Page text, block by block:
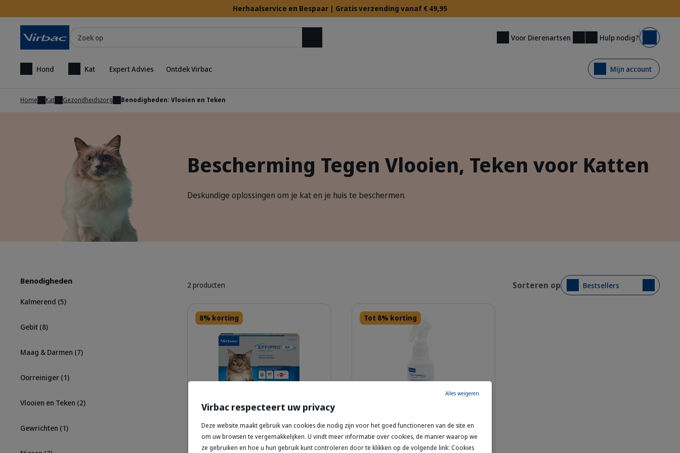
Herhaalservice en Bespaar | Gratis verzending vanaf € 49,95
Voor Dierenartsen Hulp nodig? Mand
Hond Kat Expert Advies Ontdek Virbac Mijn account
Home Kat Gezondheidszorg Benodigheden: Vlooien en Teken
Fluffy Ragdoll cat with blue eyes and cream fur sitting against a light blue background.
Bescherming Tegen Vlooien, Teken voor Katten
Deskundige oplossingen om je kat en je huis te beschermen.
Benodigheden
Kalmerend (5)
Gebit (8)
Maag & Darmen (7)
Oorreiniger (1)
Vlooien en Teken (2)
Gewrichten (1)
2 producten Sorteren op Bestsellers
307589_Box_Effipro-Duo_Cat-L-x4pip_face.png
8% korting
Effipro Duo Spot-On Solution
voor Katten – Anti-Vlooien &
Teken
Tot 8% korting
Effipro Spray – Bescherming
tegen Vlooien & Teken voor
Kat en Hond
Virbac respecteert uw privacy
Deze website maakt gebruik van cookies die nodig zijn voor het goed functioneren van de site en
om uw browsen te vergemakkelijken. U vindt meer informatie over cookies, de manier waarop we
ze gebruiken en hoe u hun gebruik kunt controleren door te klikken op de volgende link: Cookies
Alles weigeren